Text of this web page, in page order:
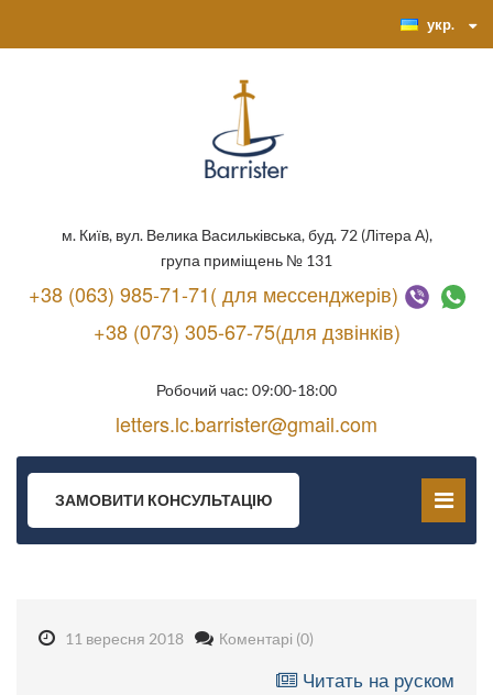
укр.
м. Київ, вул. Велика Васильківська, буд. 72 (Літера А),
група приміщень № 131
+38 (063) 985-71-71( для мессенджерів)
+38 (073) 305-67-75(для дзвінків)
Робочий час: 09:00-18:00
letters.lc.barrister@gmail.com
ЗАМОВИТИ КОНСУЛЬТАЦІЮ
11 вересня 2018 Коментарі (0)
Читать на руском